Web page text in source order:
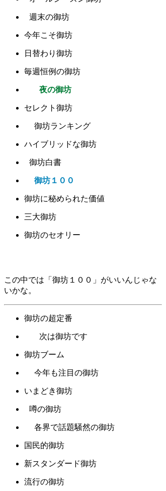
週末の御坊
今年こそ御坊
日替わり御坊
毎週恒例の御坊
夜の御坊
セレクト御坊
御坊ランキング
ハイブリッドな御坊
御坊白書
御坊１００
御坊に秘められた価値
三大御坊
御坊のセオリー
この中では「御坊１００」がいいんじゃな
いかな。
御坊の超定番
次は御坊です
御坊ブーム
今年も注目の御坊
いまどき御坊
噂の御坊
各界で話題騒然の御坊
国民的御坊
新スタンダード御坊
流行の御坊